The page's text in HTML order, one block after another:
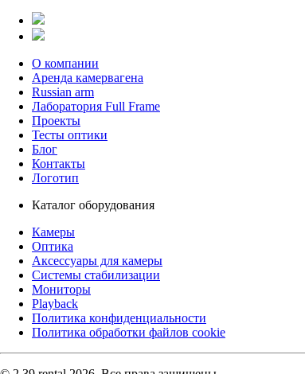
О компании
Аренда камервагена
Russian arm
Лаборатория Full Frame
Проекты
Тесты оптики
Блог
Контакты
Логотип
Каталог оборудования
Камеры
Оптика
Аксессуары для камеры
Системы стабилизации
Мониторы
Playback
Политика конфиденциальности
Политика обработки файлов cookie